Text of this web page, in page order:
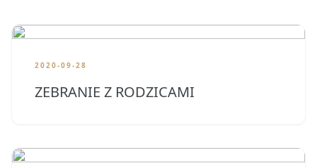
2020-09-28
ZEBRANIE Z RODZICAMI